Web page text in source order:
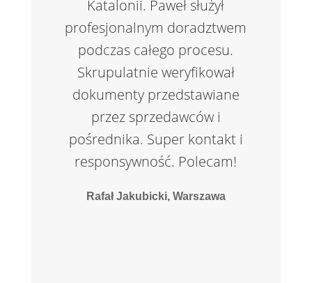
Katalonii. Paweł służył
profesjonalnym doradztwem
podczas całego procesu.
Skrupulatnie weryfikował
dokumenty przedstawiane
przez sprzedawców i
pośrednika. Super kontakt i
responsywność. Polecam!
Rafał Jakubicki, Warszawa